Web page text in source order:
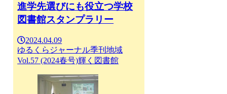
進学先選びにも役立つ学校
図書館スタンプラリー
2024.04.09
ゆるくらジャーナル季刊地域
Vol.57 (2024春号)輝く図書館